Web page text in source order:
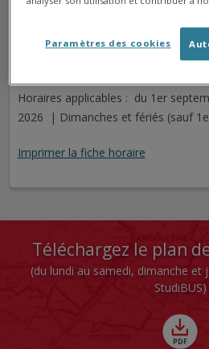
Cet arrêt n'est pas desservi pour le
Horaires applicables : du 1er
2026 | Dimanches et fériés (sauf
Imprimer la fiche horaire
Téléchargez le plan
(du lundi au samedi, dimanche et
StudiBUS)
Paramètres des cookies